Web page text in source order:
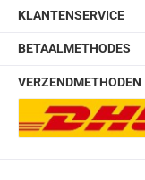
KLANTENSERVICE
BETAALMETHODES
VERZENDMETHODEN